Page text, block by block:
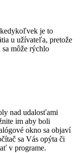
je to
u užívateľa, pretože
sa môže rýchlo
nad udalosťami
im aby boli
okno sa objaví
sa Vás opýta či
v programe.